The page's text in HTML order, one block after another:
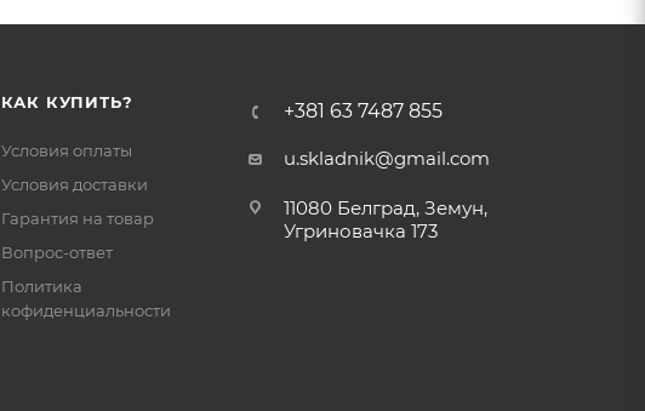
КАК КУПИТЬ?
Условия оплаты
Условия доставки
Гарантия на товар
Вопрос-ответ
Политика
кофиденциальности
+381 63 7487 855
u.skladnik@gmail.com
11080 Белград, Земун,
Угриновачка 173